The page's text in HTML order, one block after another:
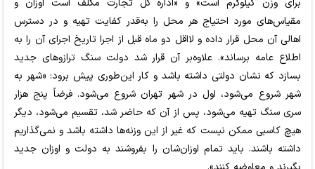
برای وزن کیلوگرم است» و «اداره کل تجارت مکلف است اوزان و
مقیاس‌های مورد احتیاج هر محل را به‌قدر کفایت تهیه و در دسترس
اهالی آن محل قرار داده و لااقل دو ماه قبل از اجرا تاریخ اجرایآن رابه
اطلاع عامه برساند». علاوه‌بر آن قرار شد دولت سنگ ترازوهای جدید
بسازد که نشان دولتی داشته باشد و کار این‌طوری پیش برود: «شهر به
شهر شروع می‌شود، اول در شهر تهران شروع می‌شود. فرضاً پنج هزار
سری سنگ تهیه می‌شود، پس از آن که حاضر شد، تقسیم می‌شود، دیگر
هیچ کاسبی ممکن نیست که غیر از این وزنه‌ها داشته باشد و نمی‌گذاریم
داشته باشند. باید تمام اوزان‌شان را بفروشند به دولت و اوزان جدید